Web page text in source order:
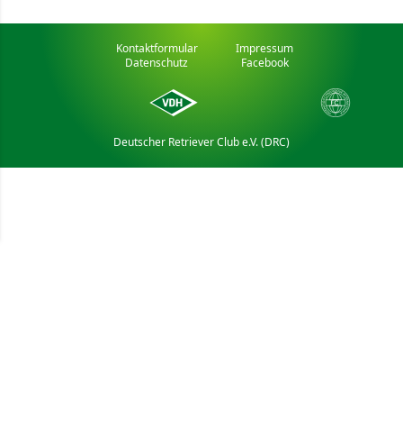
Deutscher Retriever Club e.V. (DRC)
Kontaktformular
Impressum
Datenschutz
Facebook